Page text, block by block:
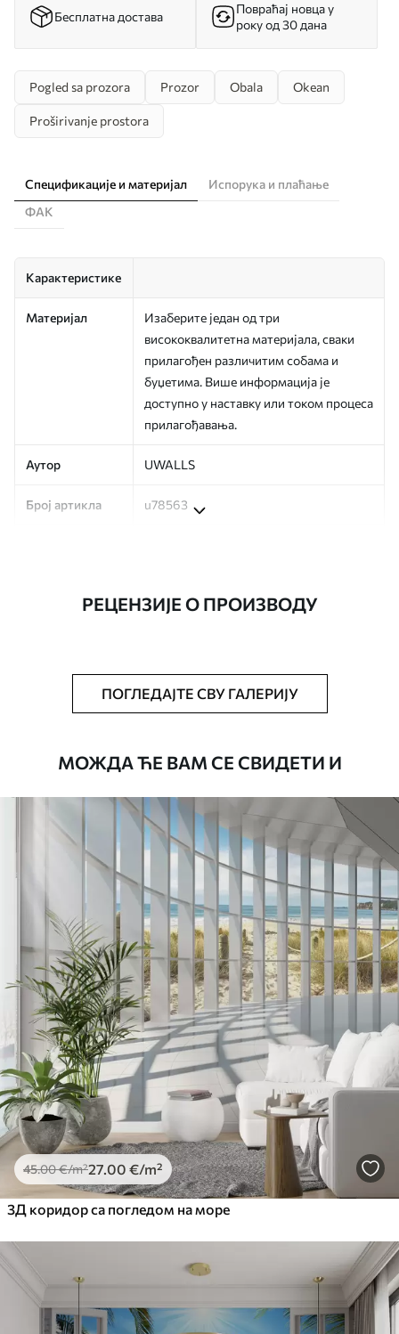
Бесплатна достава
Повраћај новца у
року од 30 дана
Pogled sa prozora Prozor Obala Okean
Proširivanje prostora
Спецификације и материјал
Испорука и плаћање
ФАК
Карактеристике
Материјал
Изаберите један од три
висококвалитетна материјала, сваки
прилагођен различитим собама и
буџетима. Више информација је
доступно у наставку или током процеса
прилагођавања.
Аутор UWALLS
Број артикла u78563
Тапета се може нежно очистити меким
сунђером. Позадине са завршном
водом.
Доступни материјали
Standard
.0027.00
Premium
56.6734.00€/m²
Premium Vinil
65.0039.00 €/m²
Peel and Stick
81.6749.00€/m²
РЕЦЕНЗИЈЕ О ПРОИЗВОДУ
ПОГЛЕДАЈТЕ СВУ ГАЛЕРИЈУ
МОЖДА ЋЕ ВАМ СЕ СВИДЕТИ И
45.00€/m²27.00 €/m²
3Д коридор са погледом на море